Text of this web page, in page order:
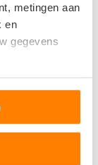
metingen aan
en
gegevens
locatie,
zijn
te scannen
-